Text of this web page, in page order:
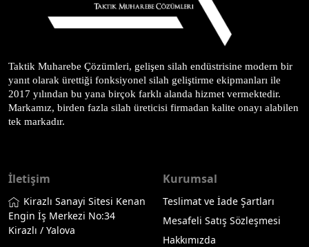
Taktik Muharebe Çözümleri, gelişen silah endüstrisine modern bir
yanıt olarak ürettiği fonksiyonel silah geliştirme ekipmanları ile
2017 yılından bu yana birçok farklı alanda hizmet vermektedir.
Markamız, birden fazla silah üreticisi firmadan kalite onayı alabilen
tek markadır.
İletişim
Kirazlı Sanayi Sitesi Kenan
Engin İş Merkezi No:34
Kirazlı / Yalova
Kurumsal
Teslimat ve İade Şartları
Mesafeli Satış Sözleşmesi
Hakkımızda